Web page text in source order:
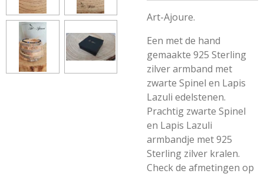
Art-Ajoure.
Een met de hand
gemaakte 925 Sterling
zilver armband met
zwarte Spinel en Lapis
Lazuli edelstenen.
Prachtig zwarte Spinel
en Lapis Lazuli
armbandje met 925
Sterling zilver kralen.
Check de afmetingen op